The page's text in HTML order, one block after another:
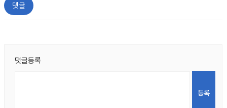
댓글
댓글등록